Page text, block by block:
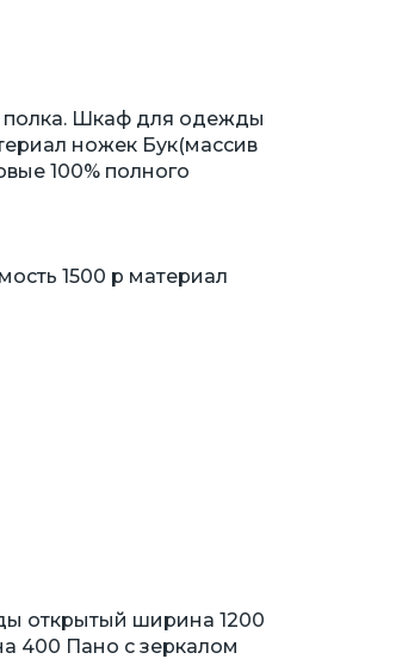
Шкаф для одежды
ножек Бук(массив
100% полного
1500 р материал
открытый ширина 1200
400 Пано с зеркалом